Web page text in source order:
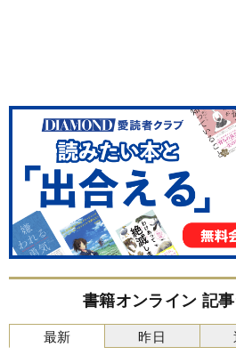
書籍オンライン 記
最新 昨日